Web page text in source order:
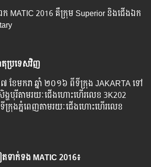
MATIC 2016 គឺ​ក្រុម Superior និង​ជើង​ឯក​
តុ​ប្រទេស​វិញ​
ខែ​មករា ឆ្នាំ​ ២០១៦ ពី​ទីក្រុង​ JAKARTA ​ទៅ​
ហបុរី​តាម​រយៈជើង​ហោះ​ហើរ​លេខ​ 3K202
រុងភ្នំពេញតាម​រយៈជើង​ហោះ​ហើរ​លេខ
ទាក់ទង MATIC 2016៖